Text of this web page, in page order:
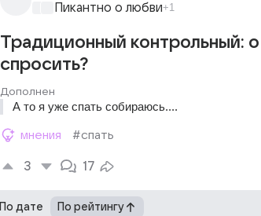
Пикантно о любви+1
Традиционный контрольный:
спросить?
Дополнен
А то я уже спать собираюсь....
мнения #спать
3 17
По дате По рейтингу